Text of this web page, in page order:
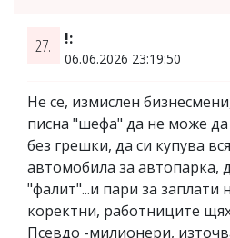
27. !:
06.06.2026 23:19:50
Не се, измислен
писна "шефа" да не може
без грешки, да си купува
автомобила за автопарка,
"фалит"...и пари за заплати
коректни, работниците
Псевдо -милионери,